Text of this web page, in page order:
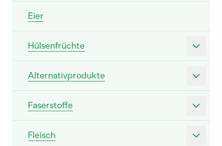
Eier
Hülsenfrüchte
Alternativprodukte
Faserstoffe
Fleisch